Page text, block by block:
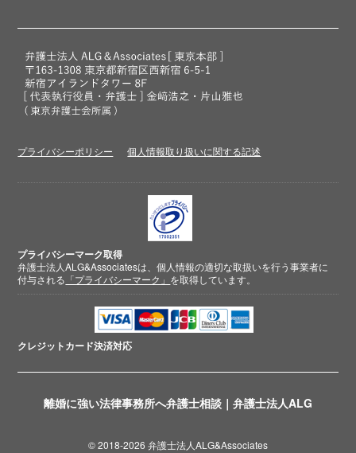
離婚に強い法律事務所へ弁護士相談｜弁護士法人ALG
プライバシーポリシー 個人情報取り扱いに関する記述
プライバシーマーク取得
弁護士法人ALG&Associatesは、個人情報の適切な取扱いを行う事業者に
付与される 「プライバシーマーク」 を取得しています。
クレジットカード決済対応
© 2018-2026 弁護士法人ALG&Associates